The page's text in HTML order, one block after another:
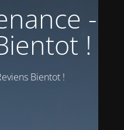
-
!
Bientot !